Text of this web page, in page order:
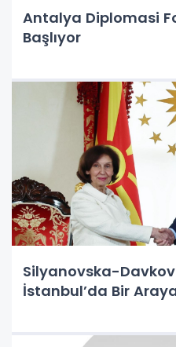
Antalya Diplomasi
Başlıyor
Silyanovska-
İstanbul’da Bir